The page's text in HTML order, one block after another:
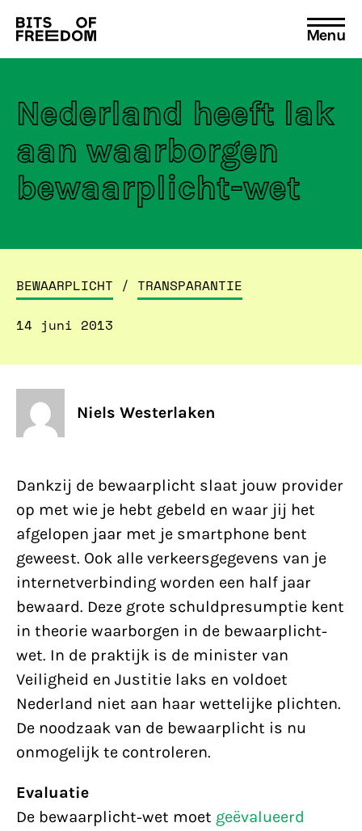
Search
for:
Menu
Nederland heeft lak
aan waarborgen
bewaarplicht-wet
BEWAARPLICHT / TRANSPARANTIE
14 juni 2013
Niels Westerlaken
Dankzij de bewaarplicht slaat jouw provider
op met wie je hebt gebeld en waar jij het
afgelopen jaar met je smartphone bent
geweest. Ook alle verkeersgegevens van je
internetverbinding worden een half jaar
bewaard. Deze grote schuldpresumptie kent
in theorie waarborgen in de bewaarplicht-
wet. In de praktijk is de minister van
Veiligheid en Justitie laks en voldoet
Nederland niet aan haar wettelijke plichten.
De noodzaak van de bewaarplicht is nu
onmogelijk te controleren.
Evaluatie
De bewaarplicht-wet moet geëvalueerd